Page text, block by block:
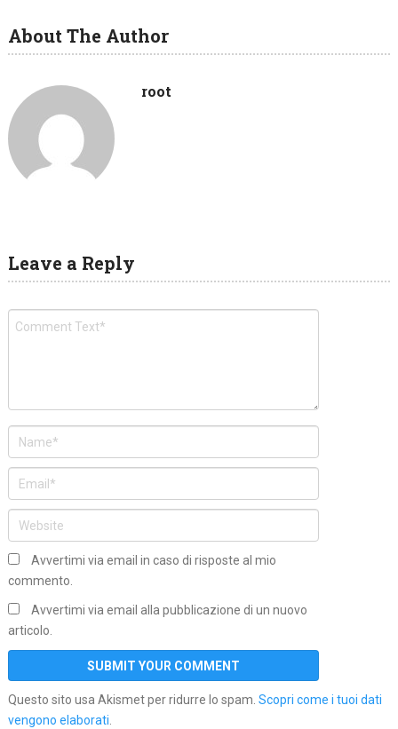
About The Author
root
Leave a Reply
Avvertimi via email in caso di risposte al mio
commento.
Avvertimi via email alla pubblicazione di un nuovo
articolo.
Questo sito usa Akismet per ridurre lo spam. Scopri come i tuoi dati
vengono elaborati.